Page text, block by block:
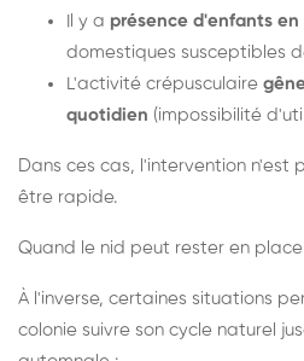
Il y a présence d'enfants en
domestiques susceptibles
L'activité crépusculaire
quotidien (impossibilité
Dans ces cas, l'intervention n'est
être rapide.
Quand le nid peut rester en place
À l'inverse, certaines situations
colonie suivre son cycle naturel